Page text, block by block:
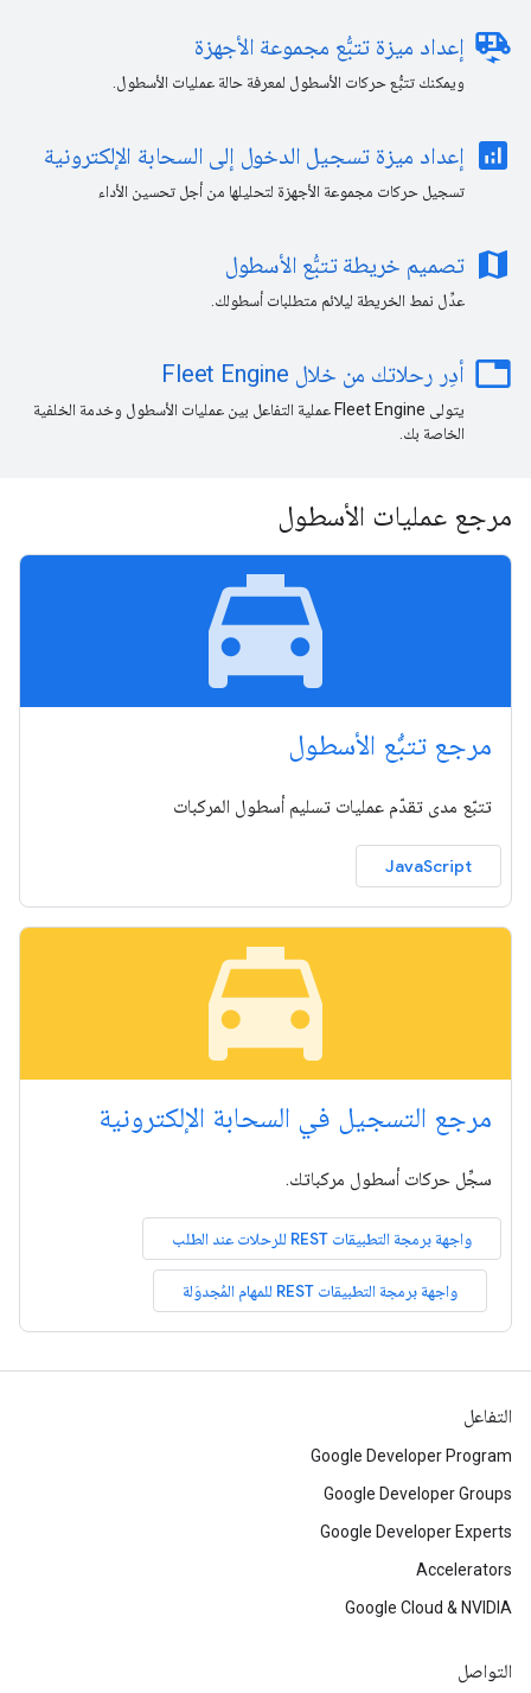
electric_rickshaw إعداد ميزة تتبُّع مجموعة الأجهزة
ويمكنك تتبُّع حركات الأسطول لمعرفة حالة عمليات الأسطول.
analytics إعداد ميزة تسجيل الدخول إلى السحابة الإلكترونية
تسجيل حركات مجموعة الأجهزة لتحليلها من أجل تحسين الأداء
map تصميم خريطة تتبُّع الأسطول
عدِّل نمط الخريطة ليلائم متطلبات أسطولك.
أدِر رحلاتك من خلال Fleet Engine
يتولى Fleet Engine عملية التفاعل بين عمليات الأسطول وخدمة الخلفية
الخاصة بك.
مرجع عمليات الأسطول
local_taxi
مرجع تتبُّع الأسطول
تتبّع مدى تقدّم عمليات تسليم أسطول المركبات
JavaScript
local_taxi
مرجع التسجيل في السحابة الإلكترونية
سجِّل حركات أسطول مركباتك.
واجهة برمجة التطبيقات REST للرحلات عند الطلب
واجهة برمجة التطبيقات REST للمهام المُجدوَلة
التفاعل
Google Developer Program
Google Developer Groups
Google Developer Experts
Accelerators
Google Cloud & NVIDIA
التواصل